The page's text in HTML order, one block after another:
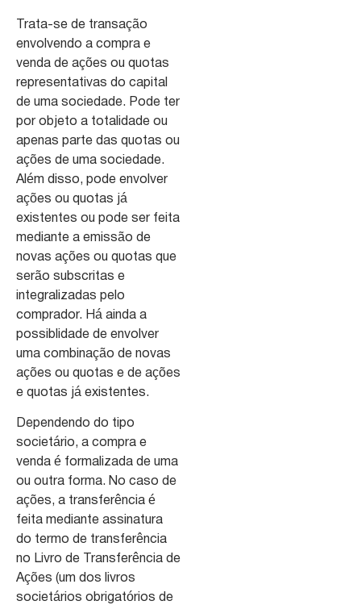
Trata-se de transação
envolvendo a compra e
venda de ações ou quotas
representativas do capital
de uma sociedade. Pode ter
por objeto a totalidade ou
apenas parte das quotas ou
ações de uma sociedade.
Além disso, pode envolver
ações ou quotas já
existentes ou pode ser feita
mediante a emissão de
novas ações ou quotas que
serão subscritas e
integralizadas pelo
comprador. Há ainda a
possiblidade de envolver
uma combinação de novas
ações ou quotas e de ações
e quotas já existentes.
Dependendo do tipo
societário, a compra e
venda é formalizada de uma
ou outra forma. No caso de
ações, a transferência é
feita mediante assinatura
do termo de transferência
no Livro de Transferência de
Ações (um dos livros
societários obrigatórios de